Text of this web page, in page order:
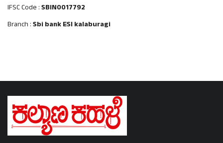
IFSC Code :SBIN0017792
Branch :Sbi bank ESI kalaburagi